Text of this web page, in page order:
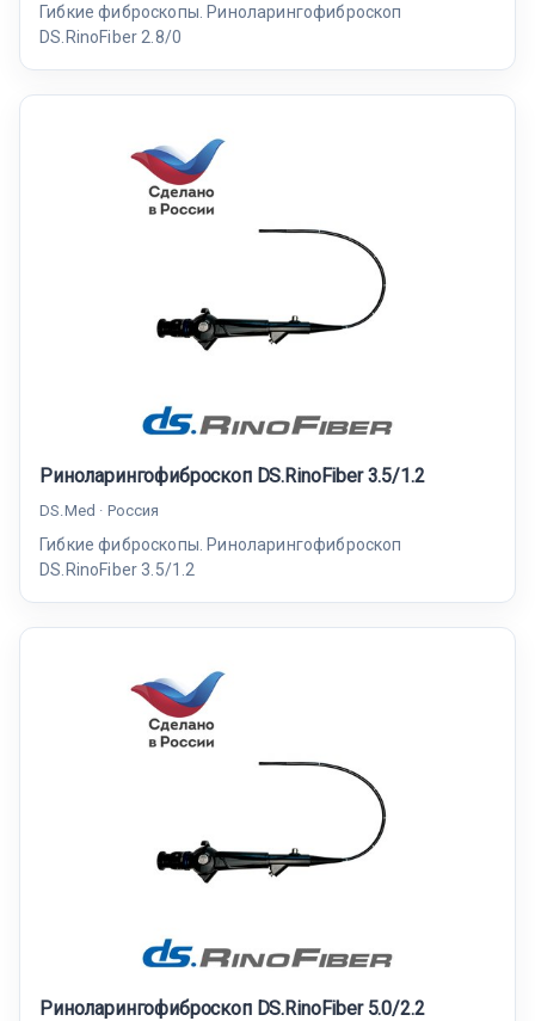
Гибкие фиброскопы. Риноларингофиброскоп
DS.RinoFiber 2.8/0
Риноларингофиброскоп DS.RinoFiber 3.5/1.2
DS.Med · Россия
Гибкие фиброскопы. Риноларингофиброскоп
DS.RinoFiber 3.5/1.2
Риноларингофиброскоп DS.RinoFiber 5.0/2.2